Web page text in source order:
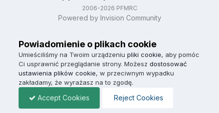
2006-2026 PFMRC
Powered by Invision Community
Powiadomienie o plikach cookie
Umieściliśmy na Twoim urządzeniu pliki cookie, aby pomóc
Ci usprawnić przeglądanie strony. Możesz dostosować
ustawienia plików cookie, w przeciwnym wypadku
zakładamy, że wyrażasz na to zgodę.
Accept Cookies Reject Cookies